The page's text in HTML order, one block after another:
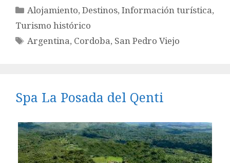
Categorías
Alojamiento,Destinos,Información turística,
Turismo histórico
Etiquetas
Argentina, Cordoba, San Pedro Viejo
Spa La Posada del Qenti